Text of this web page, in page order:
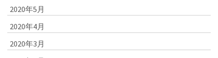
2020年5月
2020年4月
2020年3月